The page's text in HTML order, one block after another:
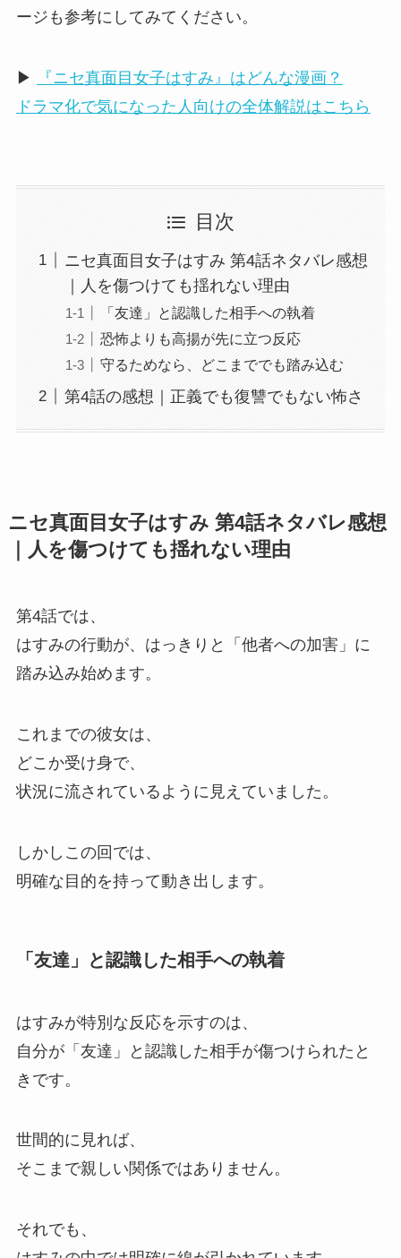
ージも参考にしてみてください。
▶
『ニセ真面目女子はすみ』はどんな漫画？
ドラマ化で気になった人向けの全体解説はこちら
目次
ニセ真面目女子はすみ 第4話ネタバレ感想
｜人を傷つけても揺れない理由
「友達」と認識した相手への執着
恐怖よりも高揚が先に立つ反応
守るためなら、どこまででも踏み込む
第4話の感想｜正義でも復讐でもない怖さ
ニセ真面目女子はすみ 第4話ネタバレ感想
｜人を傷つけても揺れない理由
第4話では、
はすみの行動が、はっきりと「他者への加害」に
踏み込み始めます。
これまでの彼女は、
どこか受け身で、
状況に流されているように見えていました。
しかしこの回では、
明確な目的を持って動き出します。
「友達」と認識した相手への執着
はすみが特別な反応を示すのは、
自分が「友達」と認識した相手が傷つけられたと
きです。
世間的に見れば、
そこまで親しい関係ではありません。
それでも、